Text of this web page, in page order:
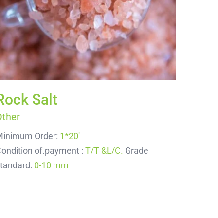
Rock Salt
Aluminum Pack Foil
Salt
Order: 1*20'
of.payment : T/T &L/C. Grade
0-10 mm